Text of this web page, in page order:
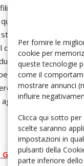
Per fornire le
cookie per
queste tecnologie
come il
mostrare annunci
influire
Clicca qui sotto
scelte saranno
impostazioni in
pulsanti della
parte inferiore
enologica o dal
al felice
a quelle relative
dello sviluppo,
di realizzare
i valori della
dal
comune
Gennaio 2017